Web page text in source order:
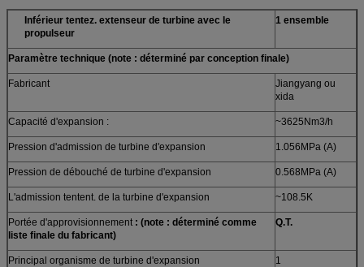
Inférieur tentez. extenseur de turbine avec le
propulseur
1 ensemble
Paramètre technique (note : déterminé par conception finale)
Fabricant
Jiangyang ou
xida
Capacité d'expansion : ~3625Nm3/h
Pression d'admission de turbine d'expansion 1.056MPa (A)
Pression de débouché de turbine d'expansion 0.568MPa (A)
L'admission tentent. de la turbine d'expansion ~108.5K
Portée d'approvisionnement : (note : déterminé comme
liste finale du fabricant)
Q.T.
Principal organisme de turbine d'expansion 1